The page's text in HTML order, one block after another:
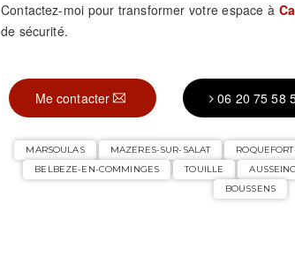
Contactez-moi pour transformer votre espace à
de sécurité.
Me contacter 06 20 75 58
MARSOULAS MAZERES-SUR-SALAT
BELBEZE-EN-COMMINGES
TOUILLE AUSSEING
BOUSSENS